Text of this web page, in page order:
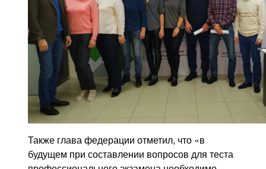
Также глава федерации отметил, что «в
будущем при составлении вопросов для теста